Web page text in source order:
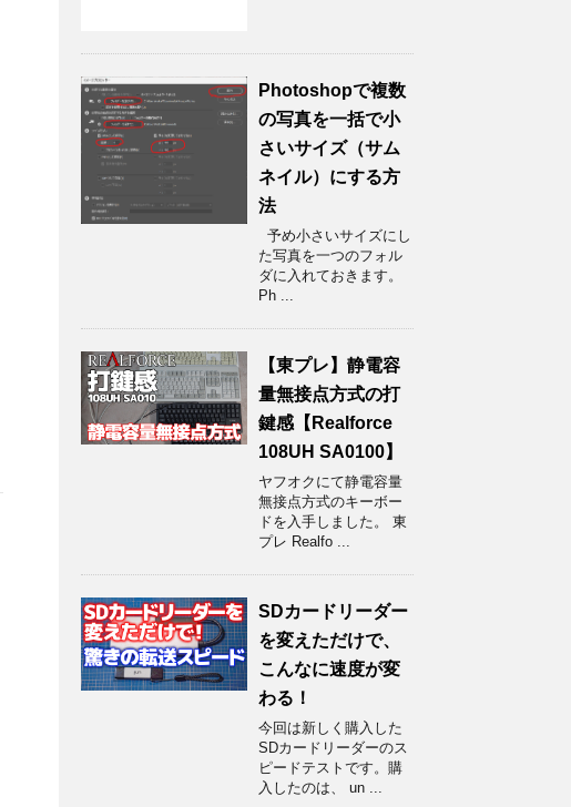
Photoshopで複数
の写真を一括で小
さいサイズ（サム
ネイル）にする方
法
予め小さいサイズにし
た写真を一つのフォル
ダに入れておきます。
Ph ...
【東プレ】静電容
量無接点方式の打
鍵感【Realforce
108UH SA0100】
ヤフオクにて静電容量
無接点方式のキーボー
ドを入手しました。 東
プレ Realfo ...
SDカードリーダー
を変えただけで、
こんなに速度が変
わる！
今回は新しく購入した
SDカードリーダーのス
ピードテストです。購
入したのは、 un ...